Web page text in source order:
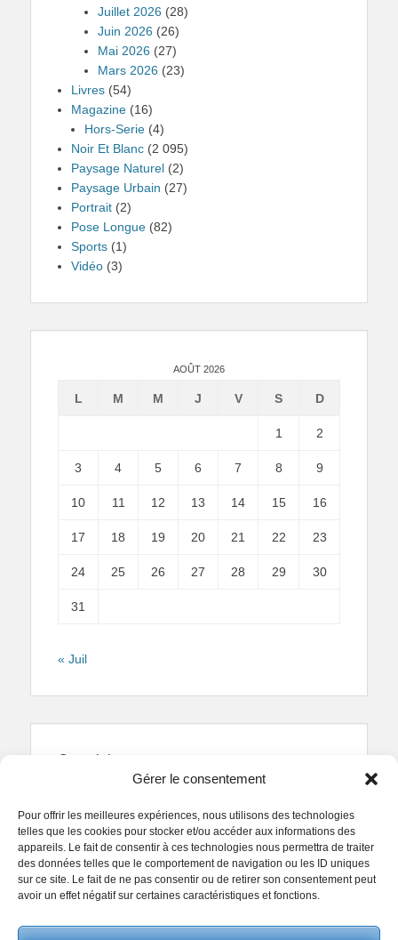
Gérer le consentement
Pour offrir les meilleures expériences, nous utilisons des technologies
telles que les cookies pour stocker et/ou accéder aux informations des
appareils. Le fait de consentir à ces technologies nous permettra de traiter
des données telles que le comportement de navigation ou les ID uniques
sur ce site. Le fait de ne pas consentir ou de retirer son consentement peut
avoir un effet négatif sur certaines caractéristiques et fonctions.
Juillet 2026 (28)
Juin 2026 (26)
Mai 2026 (27)
Mars 2026 (23)
Livres (54)
Magazine (16)
Hors-Serie (4)
Noir Et Blanc (2 095)
Paysage Naturel (2)
Paysage Urbain (27)
Portrait (2)
Pose Longue (82)
Sports (1)
Vidéo (3)
AOÛT 2026
L M M J V S D
1 2
3 4 5 6 7 8 9
10 11 12 13 14 15 16
17 18 19 20 21 22 23
24 25 26 27 28 29 30
31
« Juil
Copyright
Reproduction interdite.Textes et photographies
© Regards Parisiens 2011-2026.
Copyright © 2026Collectif Regards Parisiens. All